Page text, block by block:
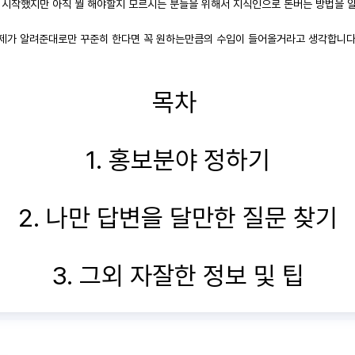
작했지만 아직 뭘 해야할지 모르시는 분들을 위해서 지식인으로 돈버는 방법을
가 알려준대로만 꾸준히 한다면 꼭 원하는만큼의 수입이 들어올거라고 생각합니
목차
1. 홍보분야 정하기
2. 나만 답변을 달만한 질문 찾기
3. 그외 자잘한 정보 및 팁